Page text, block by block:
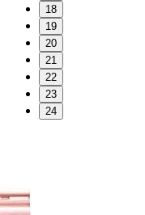
18
19
20
21
22
23
24